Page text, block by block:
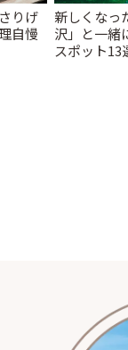
りげ
自慢
新しくなっ
沢」と一緒
スポット13